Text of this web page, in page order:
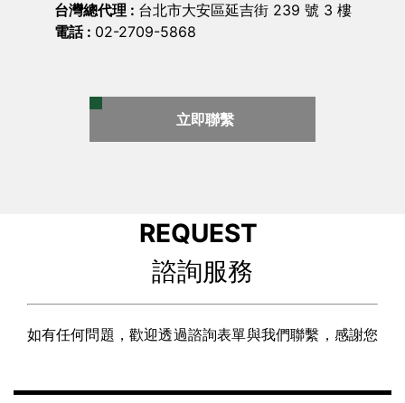
台灣總代理 : 台北市大安區延吉街 239 號 3 樓
電話 : 02-2709-5868
立即聯繫
REQUEST
諮詢服務
如有任何問題，歡迎透過諮詢表單與我們聯繫，感謝您